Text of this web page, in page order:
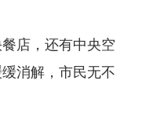
店，还有中央空
消解，市民无不